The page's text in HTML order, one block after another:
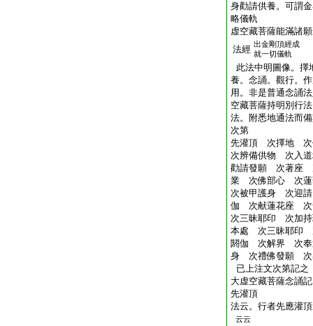
身勸請供養。可謂
略儀軌
虚空藏菩薩能滿諸
法經 出金剛頂經成
就一切儀軌
此法中明圖像。擇
養。念誦。觀行。
用。非是普通念誦
空藏菩薩持明別行
法。附悉地通法而
次第
先灌頂 次擇地 次
次辨備供物 次入
勸請發願 次著座
業 次佛部心 次蓮
次被甲護身 次迎
伽 次献蓮花座 次
次三昧耶印 次加
本處 次三昧耶印
閼伽 次解界 次
身 次禮佛發願 次
已上注文次第記之
大虚空藏菩薩念誦記
先灌頂
法云。行者先應灌
云云